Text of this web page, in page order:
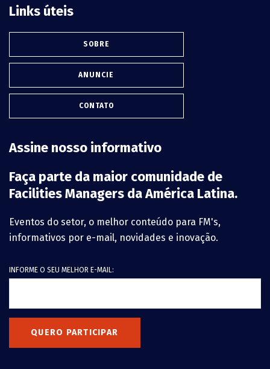
Links úteis
SOBRE
ANUNCIE
CONTATO
Assine nosso informativo
Faça parte da maior comunidade de
Facilities Managers da América Latina.
Eventos do setor, o melhor conteúdo para FM's,
informativos por e-mail, novidades e inovação.
INFORME O SEU MELHOR E-MAIL:
QUERO PARTICIPAR